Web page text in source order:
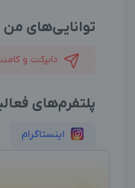
توانایی‌های من
دایرکت و
پلتفرم‌های
اینستاگرام